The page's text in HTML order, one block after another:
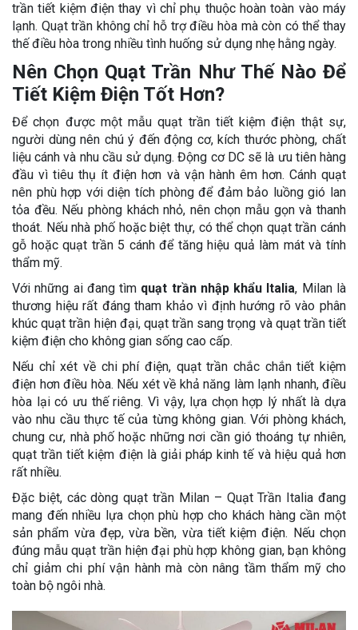
trần tiết kiệm điện thay vì chỉ phụ thuộc hoàn toàn vào máy
lạnh. Quạt trần không chỉ hỗ trợ điều hòa mà còn có thể thay
thế điều hòa trong nhiều tình huống sử dụng nhẹ hằng ngày.
Nên Chọn Quạt Trần Như Thế Nào Để
Tiết Kiệm Điện Tốt Hơn?
Để chọn được một mẫu quạt trần tiết kiệm điện thật sự,
người dùng nên chú ý đến động cơ, kích thước phòng, chất
liệu cánh và nhu cầu sử dụng. Động cơ DC sẽ là ưu tiên hàng
đầu vì tiêu thụ ít điện hơn và vận hành êm hơn. Cánh quạt
nên phù hợp với diện tích phòng để đảm bảo luồng gió lan
tỏa đều. Nếu phòng khách nhỏ, nên chọn mẫu gọn và thanh
thoát. Nếu nhà phố hoặc biệt thự, có thể chọn quạt trần cánh
gỗ hoặc quạt trần 5 cánh để tăng hiệu quả làm mát và tính
thẩm mỹ.
Với những ai đang tìm quạt trần nhập khẩu Italia, Milan là
thương hiệu rất đáng tham khảo vì định hướng rõ vào phân
khúc quạt trần hiện đại, quạt trần sang trọng và quạt trần tiết
kiệm điện cho không gian sống cao cấp.
Nếu chỉ xét về chi phí điện, quạt trần chắc chắn tiết kiệm
điện hơn điều hòa. Nếu xét về khả năng làm lạnh nhanh, điều
hòa lại có ưu thế riêng. Vì vậy, lựa chọn hợp lý nhất là dựa
vào nhu cầu thực tế của từng không gian. Với phòng khách,
chung cư, nhà phố hoặc những nơi cần gió thoáng tự nhiên,
quạt trần tiết kiệm điện là giải pháp kinh tế và hiệu quả hơn
rất nhiều.
Đặc biệt, các dòng quạt trần Milan – Quạt Trần Italia đang
mang đến nhiều lựa chọn phù hợp cho khách hàng cần một
sản phẩm vừa đẹp, vừa bền, vừa tiết kiệm điện. Nếu chọn
đúng mẫu quạt trần hiện đại phù hợp không gian, bạn không
chỉ giảm chi phí vận hành mà còn nâng tầm thẩm mỹ cho
toàn bộ ngôi nhà.